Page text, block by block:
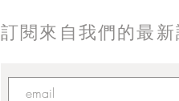
訂閱來自我們的最